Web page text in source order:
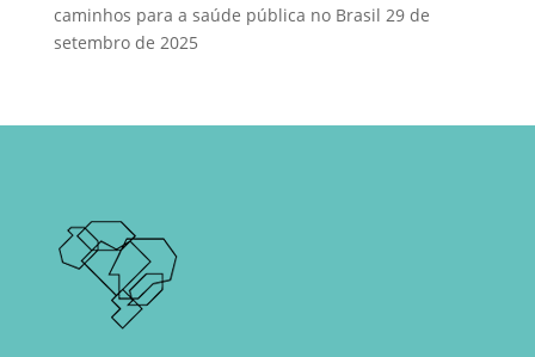
caminhos para a saúde pública no Brasil 29 de
setembro de 2025